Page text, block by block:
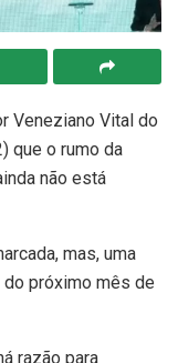
Veneziano Vital do
que o rumo da
não está
mas, uma
próximo mês de
razão para